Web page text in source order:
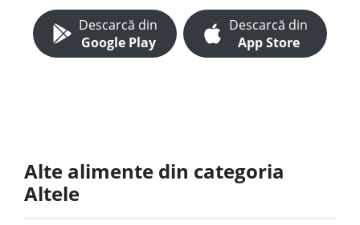
Descarcă din
Google Play
Descarcă din
App Store
Alte alimente din categoria
Altele